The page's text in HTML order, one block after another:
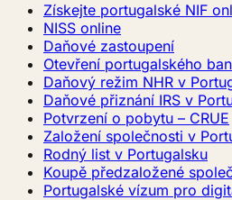
Získejte portugalské NIF
NISS online
Daňové zastoupení
Otevření portugalského
Daňový režim NHR v
Daňové přiznání IRS v
Potvrzení o pobytu – CRUE
Založení společnosti v
Rodný list v Portugalsku
Koupě předzaložené
Portugalské vízum pro